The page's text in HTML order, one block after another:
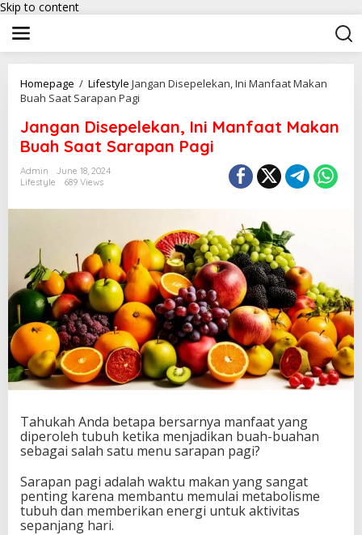
Skip to content
Homepage / Lifestyle Jangan Disepelekan, Ini Manfaat Makan
Buah Saat Sarapan Pagi
Jangan Disepelekan, Ini Manfaat Makan
Buah Saat Sarapan Pagi
Admin
June 18, 2024
Lifestyle
689 Views
Tahukah Anda betapa bersarnya manfaat yang
diperoleh tubuh ketika menjadikan buah-buahan
sebagai salah satu menu sarapan pagi?
Sarapan pagi adalah waktu makan yang sangat
penting karena membantu memulai metabolisme
tubuh dan memberikan energi untuk aktivitas
sepanjang hari.